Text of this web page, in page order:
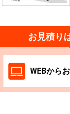
お見積り
WEBからお